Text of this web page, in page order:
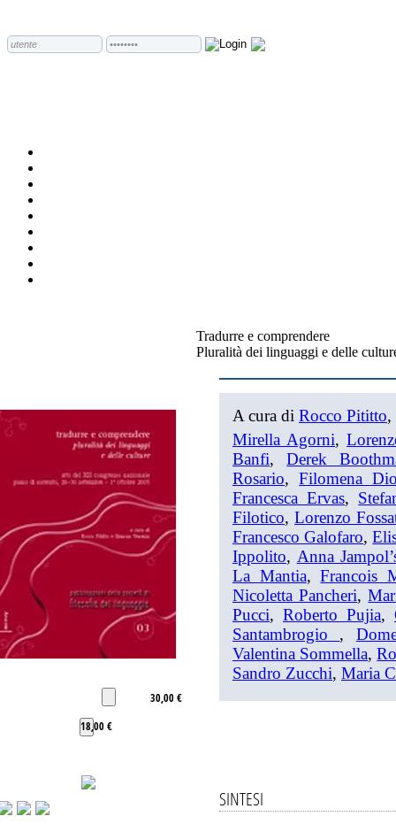
Tradurre e comprendere
Pluralità dei linguaggi e delle
30,00 €
18,00 €
A cura di Rocco Pititto,
Mirella Agorni,
Banfi,Derek
Rosario,Filomena
Francesca Ervas,
Filotico, Lorenzo
Francesco Galofaro,
Ippolito, Anna
La Mantia,Francois
Nicoletta Pancheri,
Pucci, Roberto Pujia,
Santambrogio ,
Valentina Sommella,
Sandro Zucchi, Maria
SINTESI